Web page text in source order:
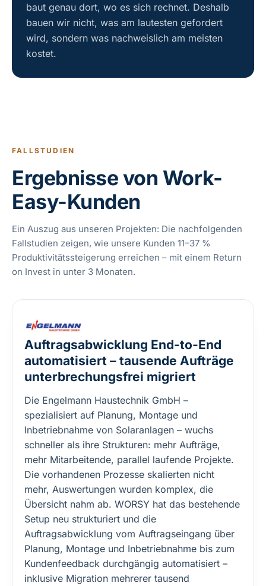
baut genau dort, wo es sich rechnet. Deshalb
bauen wir nicht, was am lautesten gefordert
wird, sondern was nachweislich am meisten
kostet.
FALLSTUDIEN
Ergebnisse von Work-
Easy-Kunden
Ein Auszug aus unseren Projekten: Die nachfolgenden
Fallstudien zeigen, wie unsere Kunden 11–37 %
Produktivitätssteigerung erreichen – mit einem Return
on Invest in unter 3 Monaten.
Auftragsabwicklung End-to-End
automatisiert – tausende Aufträge
unterbrechungsfrei migriert
Die Engelmann Haustechnik GmbH –
spezialisiert auf Planung, Montage und
Inbetriebnahme von Solaranlagen – wuchs
schneller als ihre Strukturen: mehr Aufträge,
mehr Mitarbeitende, parallel laufende Projekte.
Die vorhandenen Prozesse skalierten nicht
mehr, Auswertungen wurden komplex, die
Übersicht nahm ab. WORSY hat das bestehende
Setup neu strukturiert und die
Auftragsabwicklung vom Auftragseingang über
Planung, Montage und Inbetriebnahme bis zum
Kundenfeedback durchgängig automatisiert –
inklusive Migration mehrerer tausend